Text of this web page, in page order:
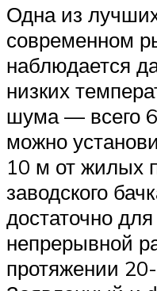
Одна из
современном
наблюдается
низких
шума — всего
можно
10 м от жилых
заводского
достаточно
непрерывной
протяжении